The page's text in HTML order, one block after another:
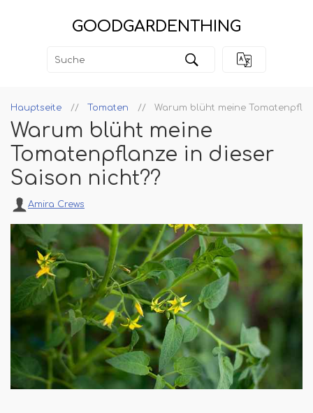
GOODGARDENTHING
Hauptseite Tomaten Warum blüht meine
Warum blüht meine
Tomatenpflanze in dieser
Saison nicht??
Amira Crews